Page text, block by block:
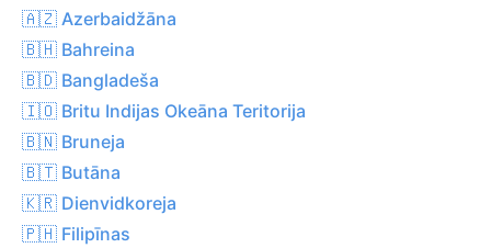
🇦🇿 Azerbaidžāna
🇧🇭 Bahreina
🇧🇩 Bangladeša
🇮🇴 Britu Indijas Okeāna Teritorija
🇧🇳 Bruneja
🇧🇹 Butāna
🇰🇷 Dienvidkoreja
🇵🇭 Filipīnas